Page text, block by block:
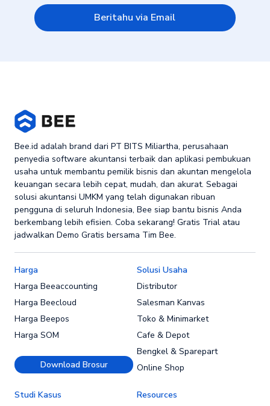
Beritahu via Email
Bee.id adalah brand dari PT BITS Miliartha, perusahaan
penyedia software akuntansi terbaik dan aplikasi pembukuan
usaha untuk membantu pemilik bisnis dan akuntan mengelola
keuangan secara lebih cepat, mudah, dan akurat. Sebagai
solusi akuntansi UMKM yang telah digunakan ribuan
pengguna di seluruh Indonesia, Bee siap bantu bisnis Anda
berkembang lebih efisien. Coba sekarang! Gratis Trial atau
jadwalkan Demo Gratis bersama Tim Bee.
Harga
Harga Beeaccounting
Harga Beecloud
Harga Beepos
Harga SOM
Download Brosur
Solusi Usaha
Distributor
Salesman Kanvas
Toko & Minimarket
Cafe & Depot
Bengkel & Sparepart
Online Shop
Studi Kasus
Resources